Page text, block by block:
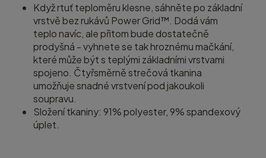
Když rtuť teploměru klesne, sáhněte po základní
vrstvě bez rukávů Power Grid™. Dodá vám
teplo navíc, ale přitom bude dostatečně
prodyšná - vyhnete se tak hroznému mačkání,
které může být s teplými základními vrstvami
spojeno. Čtyřsměrně strečová tkanina
umožňuje snadné vrstvení pod jakoukoli
soupravu.
Složení tkaniny: 91% polyester, 9% spandexový
úplet.